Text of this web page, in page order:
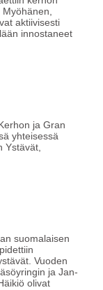
aktiivisesti
innostaneet
ja Gran
yhteisessä
Ystävät,
suomalaisen
Vuoden
ja Jan-
olivat